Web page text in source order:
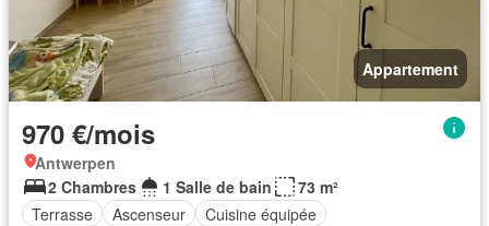
Appartement
970 €/mois
Antwerpen
2 Chambres
1 Salle de bain
73 m²
Terrasse
Ascenseur Cuisine équipée